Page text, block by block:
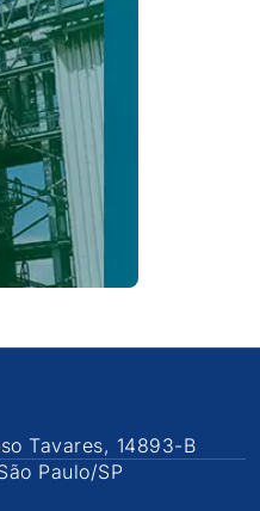
Tavares, 14893-B
Paulo/SP